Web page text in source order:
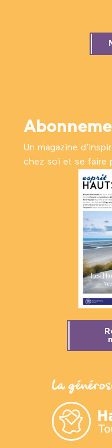
Un magazine
chez soi et se faire